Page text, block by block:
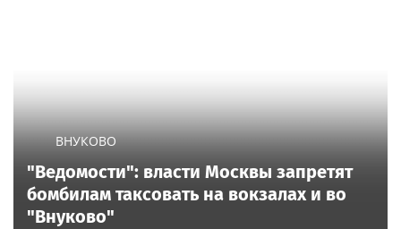
ВНУКОВО
"Ведомости": власти Москвы запретят
бомбилам таксовать на вокзалах и во
"Внуково"